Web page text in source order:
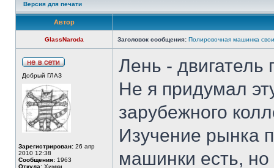
Версия для печати
Автор
GlassNaroda Заголовок сообщения: Полировочная машинка
Добрый ГЛАЗ
Зарегистрирован: 26 апр
2010 12:38
Сообщения: 1963
Откуда: Химки
Лень - двигатель
Не я придумал
зарубежного
Изучение рынка
машинки есть,